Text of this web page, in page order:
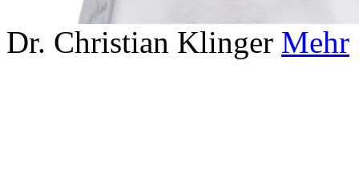
Dr. Christian Klinger Mehr